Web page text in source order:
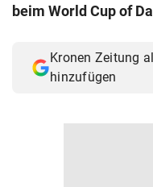
beim World Cup of
Kronen Zeitung
hinzufügen